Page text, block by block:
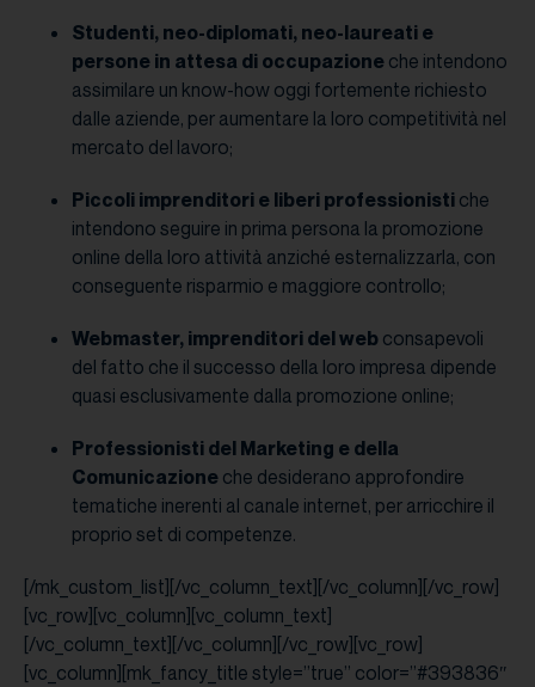
Studenti, neo-diplomati, neo-laureati e
persone in attesa di occupazione che intendono
assimilare un know-how oggi fortemente richiesto
dalle aziende, per aumentare la loro competitività nel
mercato del lavoro;
Piccoli imprenditori e liberi professionisti che
intendono seguire in prima persona la promozione
online della loro attività anziché esternalizzarla, con
conseguente risparmio e maggiore controllo;
Webmaster, imprenditori del web consapevoli
del fatto che il successo della loro impresa dipende
quasi esclusivamente dalla promozione online;
Professionisti del Marketing e della
Comunicazione che desiderano approfondire
tematiche inerenti al canale internet, per arricchire il
proprio set di competenze.
[/mk_custom_list][/vc_column_text][/vc_column][/vc_row]
[vc_row][vc_column][vc_column_text]
[/vc_column_text][/vc_column][/vc_row][vc_row]
[vc_column][mk_fancy_title style=”true” color=”#393836″